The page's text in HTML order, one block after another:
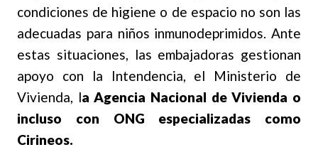
condiciones de higiene o de espacio no son las
adecuadas para niños inmunodeprimidos. Ante
estas situaciones, las embajadoras gestionan
apoyo con la Intendencia, el Ministerio de
Vivienda, la Agencia Nacional de Vivienda o
incluso con ONG especializadas como
Cirineos.